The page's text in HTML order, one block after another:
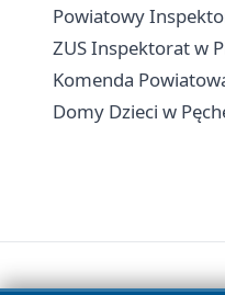
Powiatowy
ZUS Inspektorat w
Komenda
Domy Dzieci w